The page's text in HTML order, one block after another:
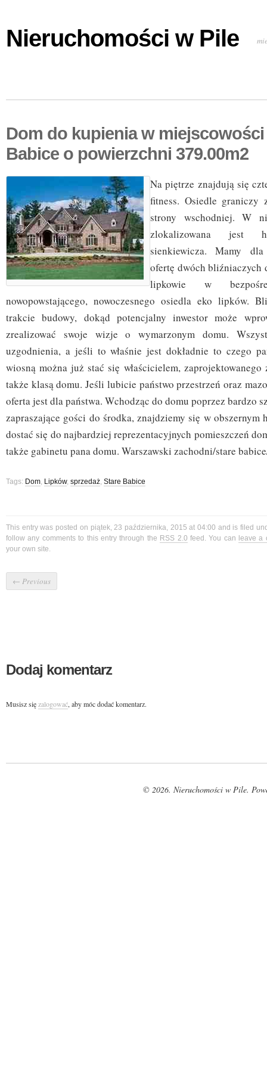
Nieruchomości w Pile
Dom do kupienia w miejscowości
Babice o powierzchni 379.00m2
Na piętrze znajdują się
fitness. Osiedle graniczy
strony wschodniej. W
zlokalizowana jest
sienkiewicza. Mamy dla
ofertę dwóch bliźniaczych
lipkowie w
nowopowstającego, nowoczesnego osiedla eko lipków.
trakcie budowy, dokąd potencjalny inwestor może
zrealizować swoje wizje o wymarzonym domu.
uzgodnienia, a jeśli to właśnie jest dokładnie to czego
wiosną można już stać się właścicielem,
także klasą domu. Jeśli lubicie państwo przestrzeń oraz
oferta jest dla państwa. Wchodząc do domu poprzez bardzo
zapraszające gości do środka, znajdziemy się w obszernym
dostać się do najbardziej reprezentacyjnych pomieszczeń
także gabinetu pana domu. Warszawski zachodni/stare
Tags: Dom, Lipków, sprzedaż, Stare Babice
This entry was posted on piątek, 23 października, 2015 at 04:00 and is filed
follow any comments to this entry through the RSS 2.0 feed. You can leave a
your own site.
← Previous
Dodaj komentarz
Musisz sięzalogować, aby móc dodać komentarz.
© 2026. Nieruchomości w Pile.